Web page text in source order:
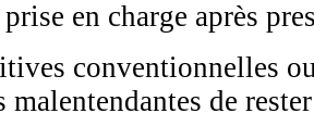
en charge après
conventionnelles
malentendantes de